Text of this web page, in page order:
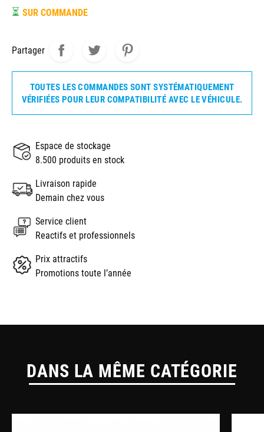
⏳ SUR COMMANDE
Partager
TOUTES LES COMMANDES SONT SYSTÉMATIQUEMENT
VÉRIFIÉES POUR LEUR COMPATIBILITÉ AVEC LE VÉHICULE.
Espace de stockage
8.500 produits en stock
Livraison rapide
Demain chez vous
Service client
Reactifs et professionnels
Prix attractifs
Promotions toute l’année
DANS LA MÊME CATÉGORIE